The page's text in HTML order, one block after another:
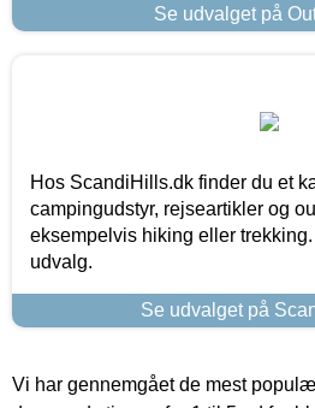
Se udvalget på
Hos ScandiHills.dk finder du et
campingudstyr, rejseartikler og
eksempelvis hiking eller
udvalg.
Se udvalget på
Vi har gennemgået de mest